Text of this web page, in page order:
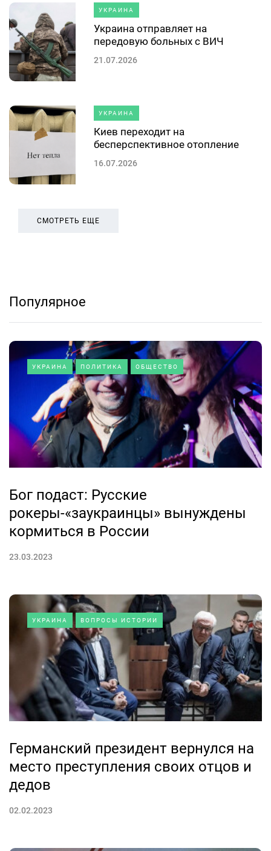
УКРАИНА
Украина отправляет на
передовую больных с ВИЧ
21.07.2026
УКРАИНА
Киев переходит на
бесперспективное отопление
16.07.2026
СМОТРЕТЬ ЕЩЕ
Популярное
УКРАИНА ПОЛИТИКА ОБЩЕСТВО
Бог подаст: Русские
рокеры-«заукраинцы» вынуждены
кормиться в России
23.03.2023
УКРАИНА ВОПРОСЫ ИСТОРИИ
Германский президент вернулся на
место преступления своих отцов и
дедов
02.02.2023